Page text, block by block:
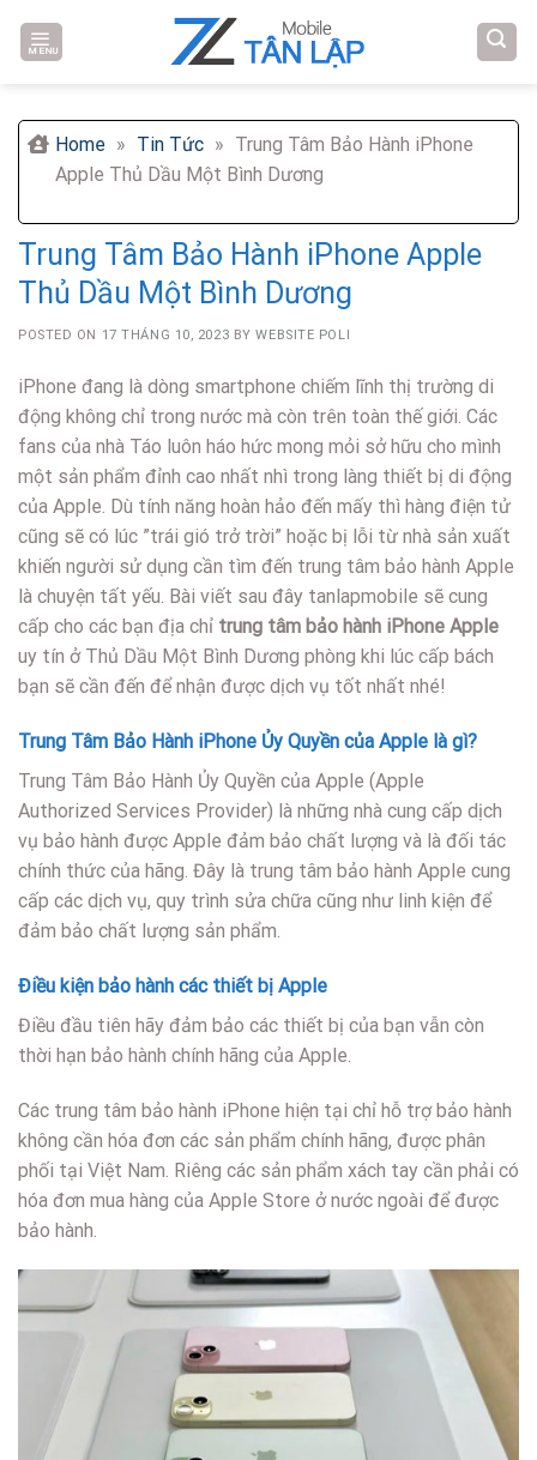
MENU
Home » Tin Tức » Trung Tâm Bảo Hành iPhone
Apple Thủ Dầu Một Bình Dương
Trung Tâm Bảo Hành iPhone Apple
Thủ Dầu Một Bình Dương
POSTED ON 17 THÁNG 10, 2023 BYWEBSITE POLI
iPhone đang là dòng smartphone chiếm lĩnh thị trường di
động không chỉ trong nước mà còn trên toàn thế giới. Các
fans của nhà Táo luôn háo hức mong mỏi sở hữu cho mình
một sản phẩm đỉnh cao nhất nhì trong làng thiết bị di động
của Apple. Dù tính năng hoàn hảo đến mấy thì hàng điện tử
cũng sẽ có lúc ”trái gió trở trời” hoặc bị lỗi từ nhà sản xuất
khiến người sử dụng cần tìm đến trung tâm bảo hành Apple
là chuyện tất yếu. Bài viết sau đây tanlapmobile sẽ cung
cấp cho các bạn địa chỉ trung tâm bảo hành iPhone Apple
uy tín ở Thủ Dầu Một Bình Dương phòng khi lúc cấp bách
bạn sẽ cần đến để nhận được dịch vụ tốt nhất nhé!
Trung Tâm Bảo Hành iPhone Ủy Quyền của Apple là gì?
Trung Tâm Bảo Hành Ủy Quyền của Apple (Apple
Authorized Services Provider) là những nhà cung cấp dịch
vụ bảo hành được Apple đảm bảo chất lượng và là đối tác
chính thức của hãng. Đây là trung tâm bảo hành Apple cung
cấp các dịch vụ, quy trình sửa chữa cũng như linh kiện để
đảm bảo chất lượng sản phẩm.
Điều kiện bảo hành các thiết bị Apple
Điều đầu tiên hãy đảm bảo các thiết bị của bạn vẫn còn
thời hạn bảo hành chính hãng của Apple.
Các trung tâm bảo hành iPhone hiện tại chỉ hỗ trợ bảo hành
không cần hóa đơn các sản phẩm chính hãng, được phân
phối tại Việt Nam. Riêng các sản phẩm xách tay cần phải có
hóa đơn mua hàng của Apple Store ở nước ngoài để được
bảo hành.